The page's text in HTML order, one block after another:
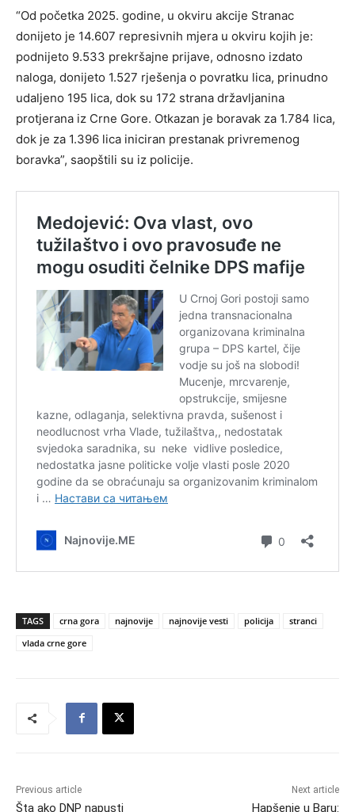
“Od početka 2025. godine, u okviru akcije Stranac
donijeto je 14.607 represivnih mjera u okviru kojih je:
podnijeto 9.533 prekršajne prijave, odnosno izdato
naloga, donijeto 1.527 rješenja o povratku lica, prinudno
udaljeno 195 lica, dok su 172 strana državljanina
protjerana iz Crne Gore. Otkazan je boravak za 1.784 lica,
dok je za 1.396 lica iniciran prestanak privremenog
boravka”, saopštili su iz policije.
TAGS crna gora najnovije najnovije vesti policija
stranci
vlada crne gore
Previous article
Šta ako DNP napusti
Next article
Hapšenje u Baru: